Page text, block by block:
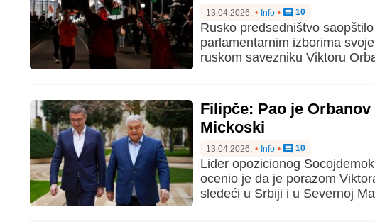
13.04.2026. • Info • 10
Rusko predsedništvo
parlamentarnim izborima
ruskom savezniku Viktoru
Filipče: Pao je
Mickoski
13.04.2026. • Info • 10
Lider opozicionog
ocenio je da je porazom
sledeći u Srbiji i u Severnoj